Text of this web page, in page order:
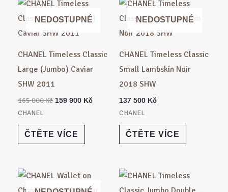
NEDOSTUPNÉ
CHANEL Timeless Classic
Large (Jumbo) Caviar
SHW 2011
165 000Kč
byla:
000 Kč.
159 900 Kč
CHANEL
ČTĚTE VÍCE
NEDOSTUPNÉ
CHANEL Timeless Classic
Small Lambskin Noir
2018 SHW
137 500 Kč
CHANEL
ČTĚTE VÍCE
Původní